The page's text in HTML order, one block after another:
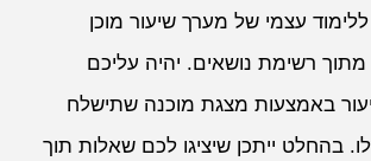
דקות ללימוד עצמי של מערך שיעור מוכן
רשימת נושאים. יהיה עליכם
באמצעות מצגת מוכנה שתישלח
בהחלט ייתכן שיציגו לכם שאלות תוך